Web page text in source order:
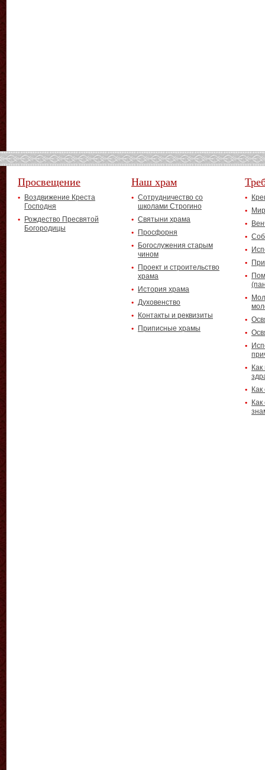
Просвещение
Воздвижение Креста
Господня
Рождество Пресвятой
Богородицы
Наш храм
Сотрудничество со
школами Строгино
Святыни храма
Просфорня
Богослужения старым
чином
Проект и строительство
храма
История храма
Духовенство
Контакты и реквизиты
Приписные храмы
Как